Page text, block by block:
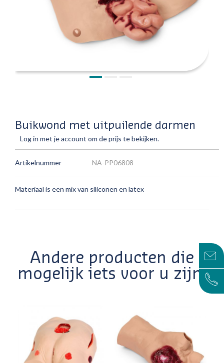
Buikwond met uitpuilende darmen
Log in met je account om de prijs te bekijken.
Artikelnummer NA-PP06808
Materiaal is een mix van siliconen en latex
Andere producten die
mogelijk iets voor u zijn!